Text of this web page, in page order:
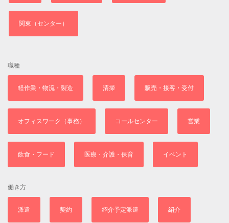
関東（センター）
職種
軽作業・物流・製造 清掃 販売・接客・受付
オフィスワーク（事務） コールセンター 営業
飲食・フード 医療・介護・保育 イベント
働き方
派遣 契約 紹介予定派遣 紹介